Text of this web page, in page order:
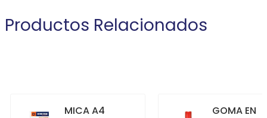
Productos Relacionados
MICA A4
GOMA EN